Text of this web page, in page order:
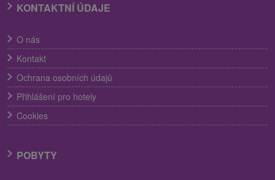
KONTAKTNÍ ÚDAJE
O nás
Kontakt
Ochrana osobních údajů
Přihlášení pro hotely
Cookies
POBYTY